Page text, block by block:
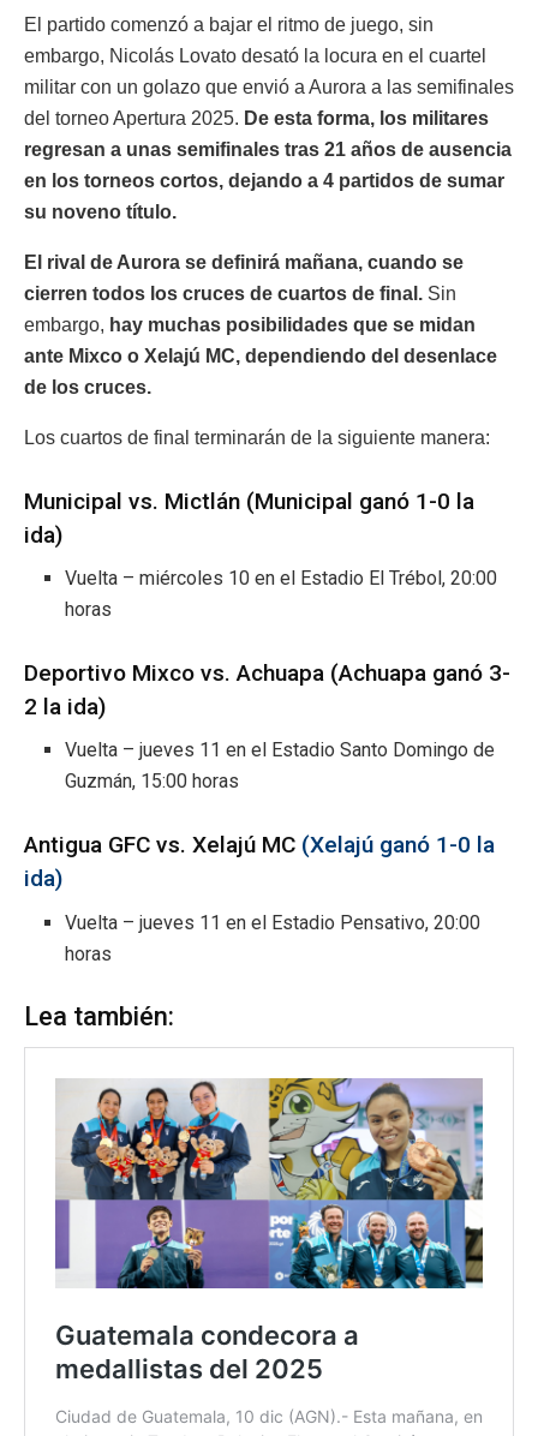
El partido comenzó a bajar el ritmo de juego, sin
embargo, Nicolás Lovato desató la locura en el cuartel
militar con un golazo que envió a Aurora a las semifinales
del torneo Apertura 2025. De esta forma, los militares
regresan a unas semifinales tras 21 años de ausencia
en los torneos cortos, dejando a 4 partidos de sumar
su noveno título.
El rival de Aurora se definirá mañana, cuando se
cierren todos los cruces de cuartos de final. Sin
embargo, hay muchas posibilidades que se midan
ante Mixco o Xelajú MC, dependiendo del desenlace
de los cruces.
Los cuartos de final terminarán de la siguiente manera:
Municipal vs. Mictlán (Municipal ganó 1-0 la
ida)
Vuelta – miércoles 10 en el Estadio El Trébol, 20:00
horas
Deportivo Mixco vs. Achuapa (Achuapa ganó 3-
2 la ida)
Vuelta – jueves 11 en el Estadio Santo Domingo de
Guzmán, 15:00 horas
Antigua GFC vs. Xelajú MC (Xelajú ganó 1-0 la
ida)
Vuelta – jueves 11 en el Estadio Pensativo, 20:00
horas
Lea también: